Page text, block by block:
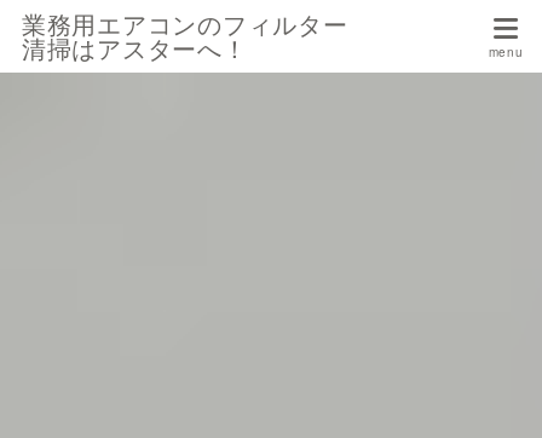
業務用エアコンのフィルター
清掃はアスターへ！